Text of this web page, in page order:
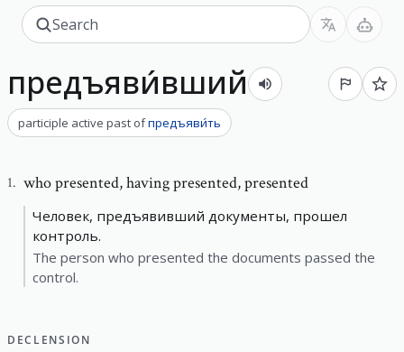
предъяви́вший
participle active past ofпредъяви́ть
1. who presented,having presented, presented
Человек, предъявивший документы, прошел
контроль.
The person who presented the documents passed the
control.
DECLENSION